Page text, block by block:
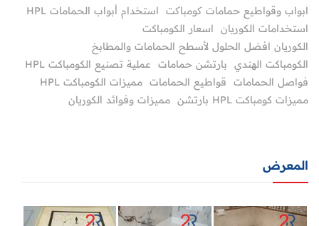
ابواب وقواطيع حمامات کومباکت
استخدام أبواب الحمامات HPL
استخدامات الكوريان
اسعار الكومباكت
الكوريان افضل الحلول لأسطح الحمامات والمطابخ
الكومباكت الهندي
بارتشن حمامات
عملية تصنيع الكومباكت HPL
فواصل الحمامات
قواطيع الحمامات مميزات الكومباكت HPL
مميزات كومباكت HPL بارتشن
مميزات وفوائد الكوريان
المعرض